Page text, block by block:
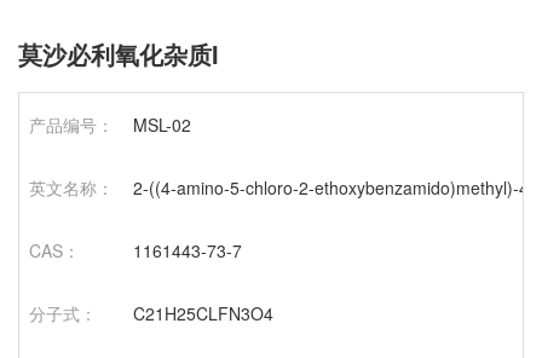
莫沙必利氧化杂质I
产品编号： MSL-02
英文名称： 2-((4-amino-5-chloro-2-ethoxybenzamido)methyl)-
CAS： 1161443-73-7
分子式： C21H25CLFN3O4